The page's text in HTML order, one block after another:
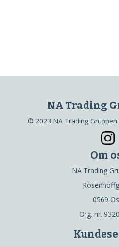
NA Trading
© 2023 NA Trading Gruppen
Om
NA Trading
0569
Org. nr.